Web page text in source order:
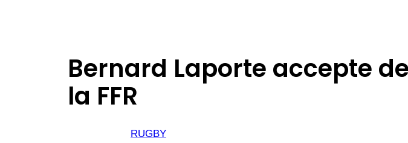
Bernard Laporte accepte
la FFR
RUGBY